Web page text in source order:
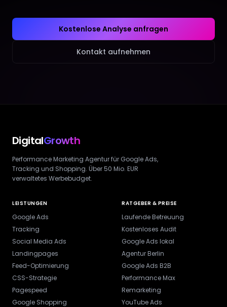
Kostenlose Analyse anfragen
Kontakt aufnehmen
DigitalGrowth
Performance Marketing Agentur für Google Ads,
Tracking und Shopping. Über 50 Mio. EUR
verwaltetes Werbebudget.
LEISTUNGEN
Google Ads
Tracking
Social Media Ads
Landingpages
Feed-Optimierung
CSS-Strategie
Pagespeed
Google Shopping
RATGEBER & PREISE
Laufende Betreuung
Kostenloses Audit
Google Ads lokal
Agentur Berlin
Google Ads B2B
Performance Max
Remarketing
YouTube Ads